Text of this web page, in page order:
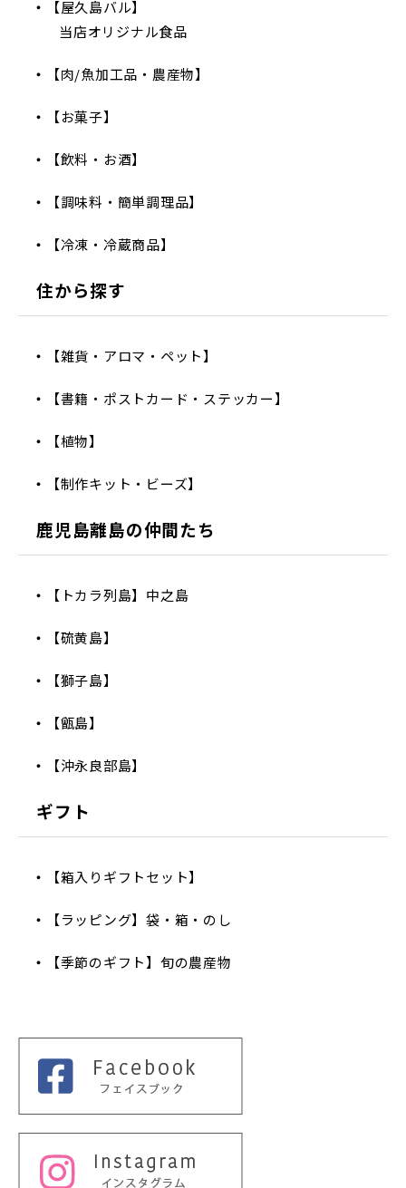
【屋久島バル】
当店オリジナル食品
【肉/魚加工品・農産物】
【お菓子】
【飲料・お酒】
【調味料・簡単調理品】
【冷凍・冷蔵商品】
住から探す
【雑貨・アロマ・ペット】
【書籍・ポストカード・ステッカー】
【植物】
【制作キット・ビーズ】
鹿児島離島の仲間たち
【トカラ列島】中之島
【硫黄島】
【獅子島】
【甑島】
【沖永良部島】
ギフト
【箱入りギフトセット】
【ラッピング】袋・箱・のし
【季節のギフト】旬の農産物